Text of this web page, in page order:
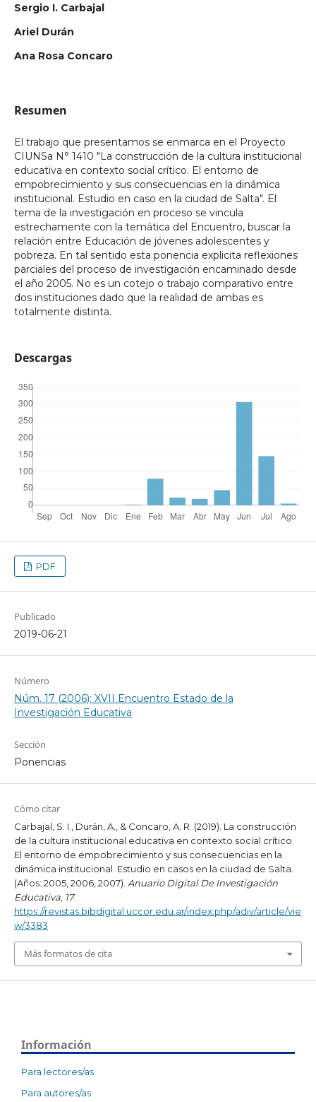
Sergio I. Carbajal
Ariel Durán
Ana Rosa Concaro
Resumen
El trabajo que presentamos se enmarca en el Proyecto
CIUNSa N° 1410 "La construcción de la cultura institucional
educativa en contexto social crítico. El entorno de
empobrecimiento y sus consecuencias en la dinámica
institucional. Estudio en caso en la ciudad de Salta". El
tema de la investigación en proceso se vincula
estrechamente con la temática del Encuentro, buscar la
relación entre Educación de jóvenes adolescentes y
pobreza. En tal sentido esta ponencia explicita reflexiones
parciales del proceso de investigación encaminado desde
el año 2005. No es un cotejo o trabajo comparativo entre
dos instituciones dado que la realidad de ambas es
totalmente distinta.
Descargas
PDF
Publicado
2019-06-21
Número
Núm. 17 (2006): XVII Encuentro Estado de la
Investigación Educativa
Sección
Ponencias
Cómo citar
Carbajal, S. I., Durán, A., & Concaro, A. R. (2019). La construcción
de la cultura institucional educativa en contexto social crítico.
El entorno de empobrecimiento y sus consecuencias en la
dinámica institucional. Estudio en casos en la ciudad de Salta.
(Años: 2005, 2006, 2007). Anuario Digital De Investigación
Educativa, 17.
https://revistas.bibdigital.uccor.edu.ar/index.php/adiv/article/vie
w/3383
Más formatos de cita
Información
Para lectores/as
Para autores/as